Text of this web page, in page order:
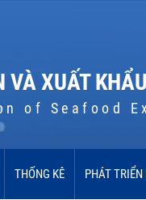
VÀ XUẤT
of Seafood
THỐNG KÊ PHÁT TRIỂN